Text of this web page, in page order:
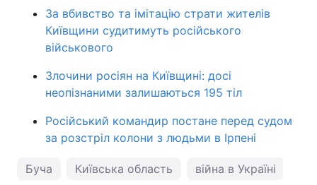
За вбивство та імітацію страти жителів
Київщини судитимуть російського
військового
Злочини росіян на Київщині: досі
неопізнаними залишаються 195 тіл
Російський командир постане перед судом
за розстріл колони з людьми в Ірпені
Буча Київська область війна в Україні